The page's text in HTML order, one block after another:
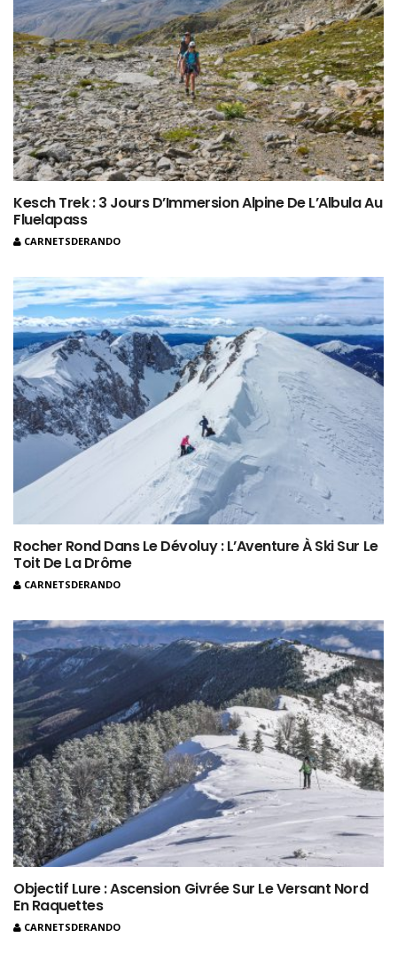
Kesch Trek : 3 Jours D’Immersion Alpine De L’Albula Au
Fluelapass
CARNETSDERANDO
Rocher Rond Dans Le Dévoluy : L’Aventure À Ski Sur Le
Toit De La Drôme
CARNETSDERANDO
Objectif Lure : Ascension Givrée Sur Le Versant Nord
En Raquettes
CARNETSDERANDO